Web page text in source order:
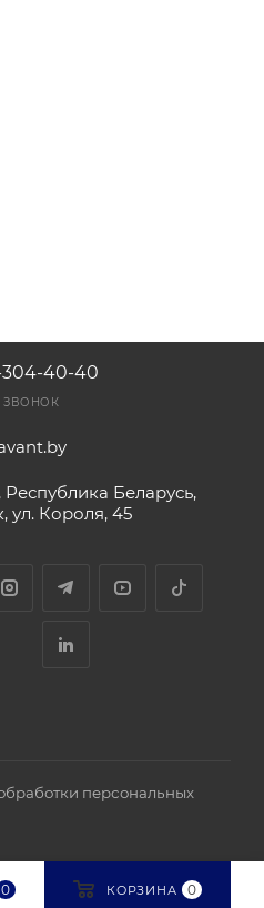
304-40-40
ЗВОНОК
Беларусь,
ул. Короля, 45
персональных
0 КОРЗИНА 0